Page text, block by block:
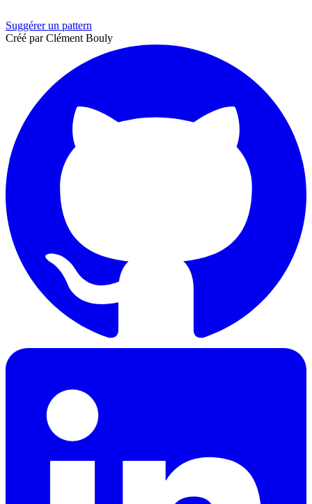
Suggérer un pattern
Créé par Clément Bouly